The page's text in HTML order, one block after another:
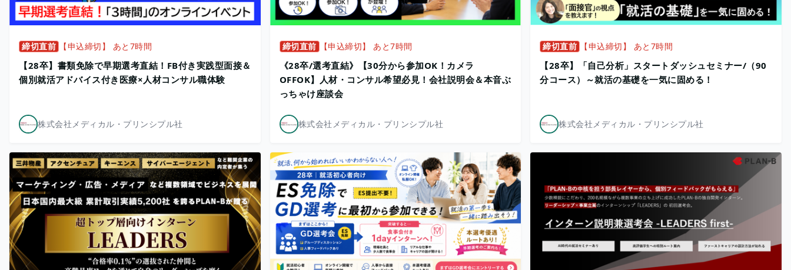
締切直前 【申込締切】 あと7時間
【28卒】書類免除で早期選考直結！FB付き実践型面接＆
個別就活アドバイス付き医療×人材コンサル職体験
株式会社メディカル・プリンシプル社
締切直前 【申込締切】 あと7時間
《28卒/選考直結》【30分から参加OK！カメラ
OFFOK】人材・コンサル希望必見！会社説明会＆本音ぶ
っちゃけ座談会
株式会社メディカル・プリンシプル社
締切直前 【申込締切】 あと7時間
【28卒】「自己分析」スタートダッシュセミナー/（90
分コース）～就活の基礎を一気に固める！
株式会社メディカル・プリンシプル社